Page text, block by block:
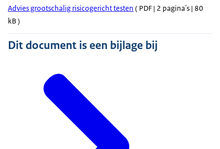
Advies grootschalig risicogericht testen ( PDF | 2 pagina's | 80
kB )
Dit document is een bijlage bij